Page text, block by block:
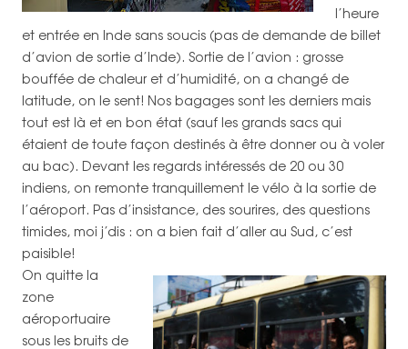
l’heure
et entrée en Inde sans soucis (pas de demande de billet
d’avion de sortie d’Inde). Sortie de l’avion : grosse
bouffée de chaleur et d’humidité, on a changé de
latitude, on le sent! Nos bagages sont les derniers mais
tout est là et en bon état (sauf les grands sacs qui
étaient de toute façon destinés à être donner ou à voler
au bac). Devant les regards intéressés de 20 ou 30
indiens, on remonte tranquillement le vélo à la sortie de
l’aéroport. Pas d’insistance, des sourires, des questions
timides, moi j’dis : on a bien fait d’aller au Sud, c’est
paisible!
On quitte la
zone
aéroportuaire
sous les bruits de